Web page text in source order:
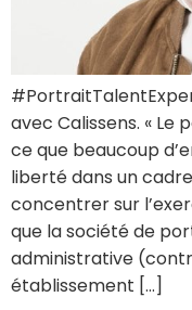
avec Calissens. « Le
ce que beaucoup
liberté dans un
concentrer sur
que la société de
administrative
établissement […]